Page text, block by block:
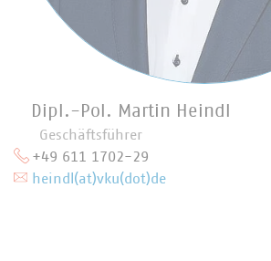
Dipl.-Pol. Martin Heindl
Geschäftsführer
+49 611 1702-29
heindl(at)vku(dot)de